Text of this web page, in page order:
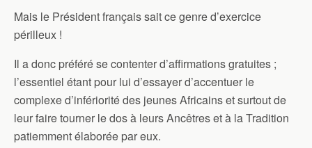
Mais le Président français sait ce genre d’exercice
périlleux !
Il a donc préféré se contenter d’affirmations gratuites ;
l’essentiel étant pour lui d’essayer d’accentuer le
complexe d’infériorité des jeunes Africains et surtout de
leur faire tourner le dos à leurs Ancêtres et à la Tradition
patiemment élaborée par eux.